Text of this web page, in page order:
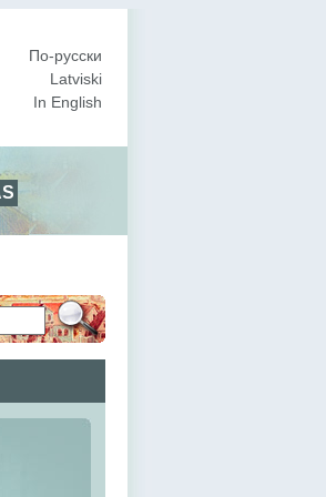
По-русски
Latviski
In English